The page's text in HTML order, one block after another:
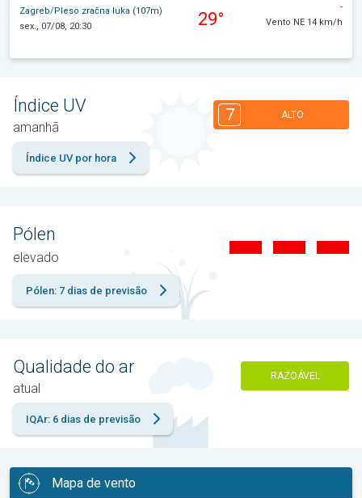
Zagreb/Pleso zračna luka (107m)
sex., 07/08, 20:30
29°
-
Vento NE 14 km/h
Índice UV
amanhã
7 ALTO
Índice UV por hora
Pólen
elevado
Pólen: 7 dias de previsão
Qualidade do ar
atual
RAZOÁVEL
IQAr: 6 dias de previsão
Mapa de vento